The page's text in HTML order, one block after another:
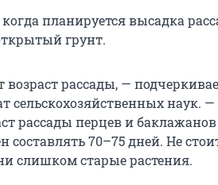
планируется высадка
грунт.
рассады, —
наук. —
рассады перцев и
70–75 дней. Не
слишком старые растения.